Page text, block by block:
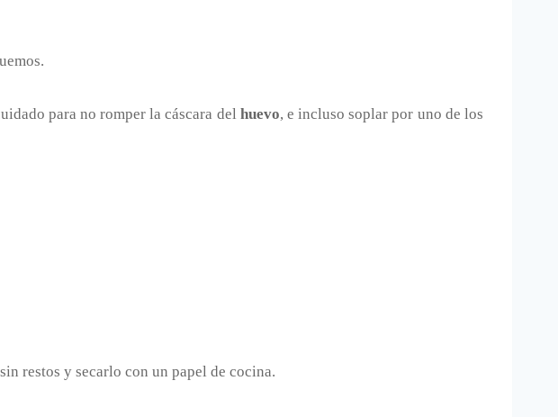
para no romper la cáscara del huevo, e incluso soplar por uno de los
restos y secarlo con un papel de cocina.